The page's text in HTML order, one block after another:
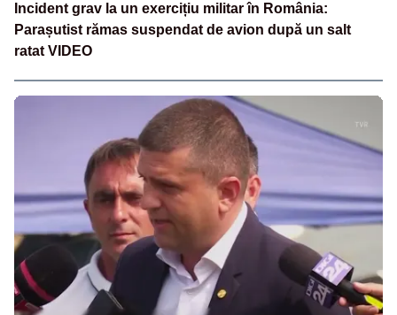
Incident grav la un exercițiu militar în România:
Parașutist rămas suspendat de avion după un salt
ratat VIDEO